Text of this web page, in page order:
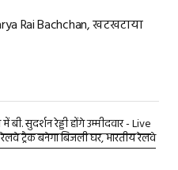
Rai Bachchan, खटखटाया
बी. सुदर्शन रेड्डी होंगे उम्मीदवार - Live
ट्रैक बनेगा बिजली घर, भारतीय रेलवे